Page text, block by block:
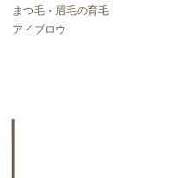
まつ毛・眉毛の育毛
アイブロウ